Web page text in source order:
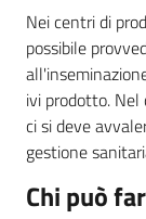
Seguici
su
Nei centri di
possibile
ivi prodotto.
ci si deve
gestione
Chi può